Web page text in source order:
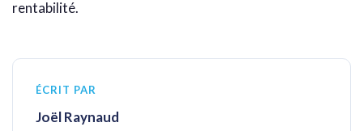
rentabilité.
ÉCRIT PAR
Joël Raynaud